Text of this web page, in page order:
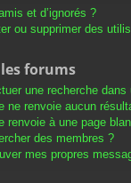
et d’ignorés ?
ou supprimer des
forums
une recherche
ne renvoie aucun
renvoie à une page
des membres ?
mes propres